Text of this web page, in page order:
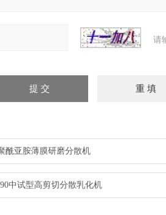
请
酰亚胺薄膜研磨分散机
中试型高剪切分散乳化机